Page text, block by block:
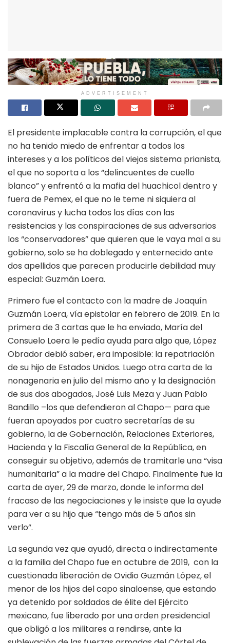
ADVERTISEMENT
El presidente implacable contra la corrupción, el que
no ha tenido miedo de enfrentar a todos los
intereses y a los políticos del viejos sistema prianista,
el que no soporta a los “delincuentes de cuello
blanco” y enfrentó a la mafia del huachicol dentro y
fuera de Pemex, el que no le teme ni siquiera al
coronavirus y lucha todos los días con las
resistencias y las conspiraciones de sus adversarios
los “conservadores” que quieren que le vaya mal a su
gobierno, solo se ha doblegado y enternecido ante
dos apellidos que parecen producirle debilidad muy
especial: Guzmán Loera.
Primero fue el contacto con la madre de Joaquín
Guzmán Loera, vía epistolar en febrero de 2019. En la
primera de 3 cartas que le ha enviado, María del
Consuelo Loera le pedía ayuda para algo que, López
Obrador debió saber, era imposible: la repatriación
de su hijo de Estados Unidos. Luego otra carta de la
nonagenaria en julio del mismo año y la designación
de sus dos abogados, José Luis Meza y Juan Pablo
Bandillo –los que defendieron al Chapo— para que
fueran apoyados por cuatro secretarías de su
gobierno, la de Gobernación, Relaciones Exteriores,
Hacienda y la Fiscalía General de la República, en
conseguir su objetivo, además de tramitarle una “visa
humanitaria” a la madre del Chapo. Finalmente fue la
carta de ayer, 29 de marzo, donde le informa del
fracaso de las negociaciones y le insiste que la ayude
para ver a su hijo que “tengo más de 5 años sin
verlo”.
La segunda vez que ayudó, directa o indirectamente
a la familia del Chapo fue en octubre de 2019, con la
cuestionada liberación de Ovidio Guzmán López, el
menor de los hijos del capo sinaloense, que estando
ya detenido por soldados de élite del Ejército
mexicano, fue liberado por una orden presidencial
que obligó a los militares a rendirse, ante la